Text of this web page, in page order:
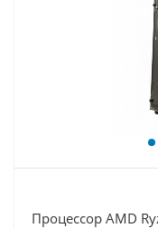
Процессор AMD